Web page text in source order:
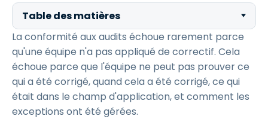
Table des matières
La conformité aux audits échoue rarement parce
qu'une équipe n'a pas appliqué de correctif. Cela
échoue parce que l'équipe ne peut pas prouver ce
qui a été corrigé, quand cela a été corrigé, ce qui
était dans le champ d'application, et comment les
exceptions ont été gérées.